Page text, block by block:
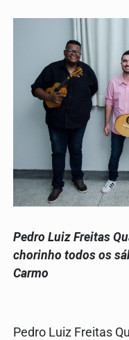
Pedro Luiz Freitas
chorinho todos os
Carmo
Pedro Luiz Freitas